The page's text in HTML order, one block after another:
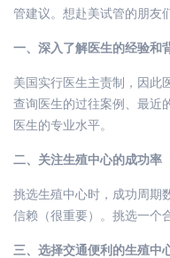
管建议。想赴美试管的朋友
一、深入了解医生的经验和
美国实行医生主责制，因此
查询医生的过往案例、最近
医生的专业水平。
二、关注生殖中心的成功率
挑选生殖中心时，成功周期
信赖（很重要）。挑选一个
三、选择交通便利的生殖中